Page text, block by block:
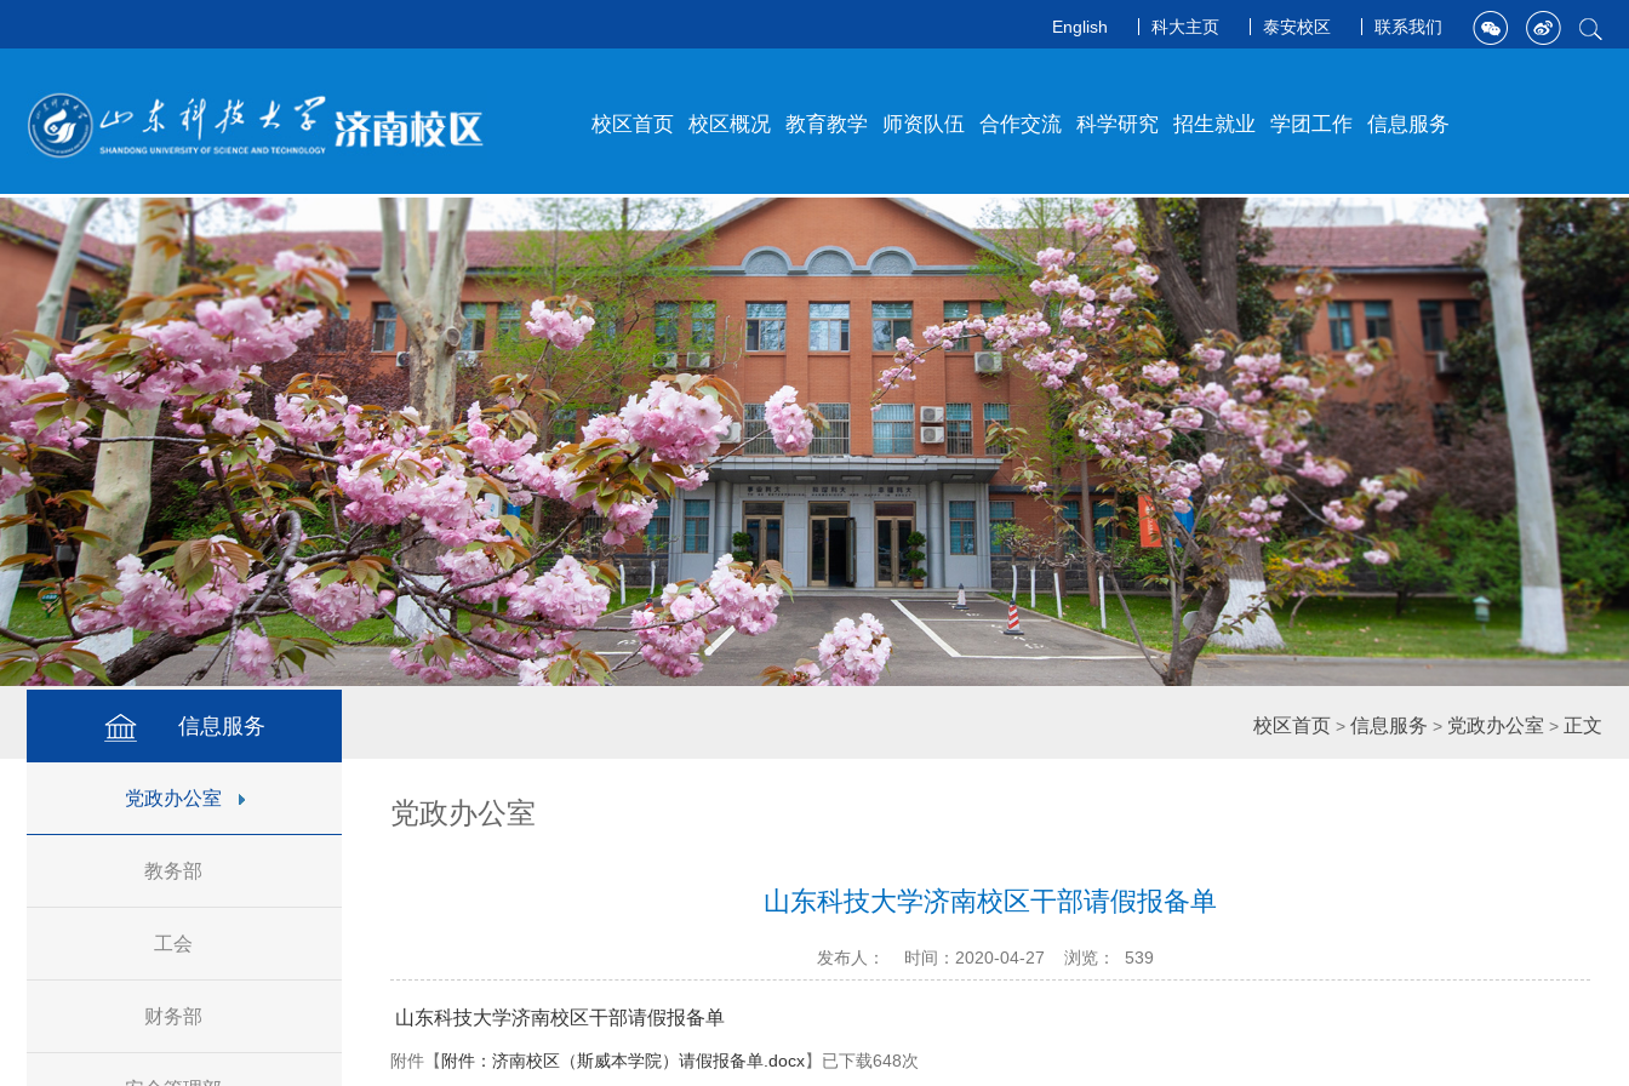
English 科大主页 泰安校区 联系我们
校区首页 校区概况 教育教学 师资队伍 合作交流 科学研究 招生就业 学团工作 信息服务
信息服务 校区首页 > 信息服务 > 党政办公室 > 正文
党政办公室
教务部
工会
财务部
党政办公室
山东科技大学济南校区干部请假报备单
发布人： 时间：2020-04-27 浏览： 539
山东科技大学济南校区干部请假报备单
附件【 附件：济南校区（斯威本学院）请假报备单.docx】已下载648次